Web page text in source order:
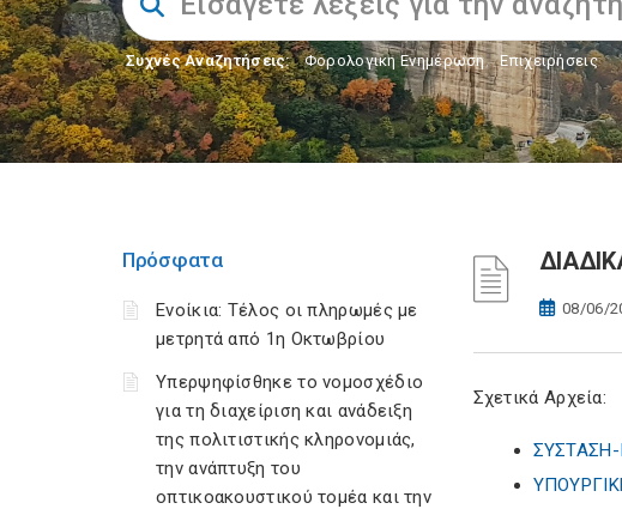
Συχνές Αναζητήσεις: Φορολογικη Ενημέρωση, Επιχειρήσεις
Πρόσφατα
Ενοίκια: Τέλος οι πληρωμές με
μετρητά από 1η Οκτωβρίου
Υπερψηφίσθηκε το νομοσχέδιο
για τη διαχείριση και ανάδειξη
της πολιτιστικής κληρονομιάς,
την ανάπτυξη του
οπτικοακουστικού τομέα και την
08/06/
Σχετικά Αρχεία:
ΣΥΣΤΑΣΗ-